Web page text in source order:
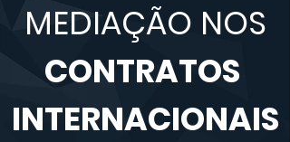
MEDIAÇÃO NOS
CONTRATOS
INTERNACIONAIS